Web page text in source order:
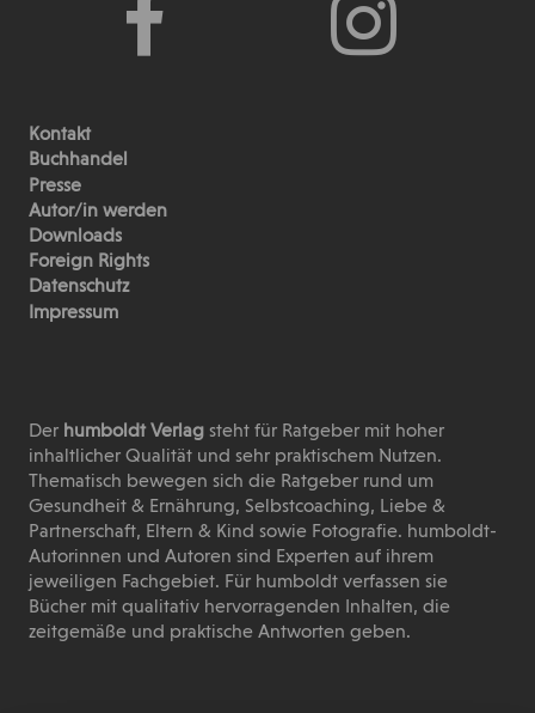
Kontakt
Buchhandel
Presse
Autor/in werden
Downloads
Foreign Rights
Datenschutz
Impressum
Derhumboldt Verlag steht für Ratgeber mit hoher
inhaltlicher Qualität und sehr praktischem Nutzen.
Thematisch bewegen sich die Ratgeber rund um
Gesundheit & Ernährung, Selbstcoaching, Liebe &
Partnerschaft, Eltern & Kind sowie Fotografie. humboldt-
Autorinnen und Autoren sind Experten auf ihrem
jeweiligen Fachgebiet. Für humboldt verfassen sie
Bücher mit qualitativ hervorragenden Inhalten, die
zeitgemäße und praktische Antworten geben.